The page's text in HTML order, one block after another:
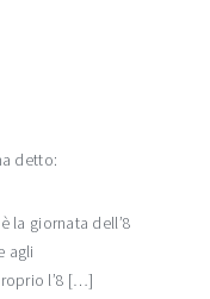
detto:
la giornata dell’8
agli
l’8 […]